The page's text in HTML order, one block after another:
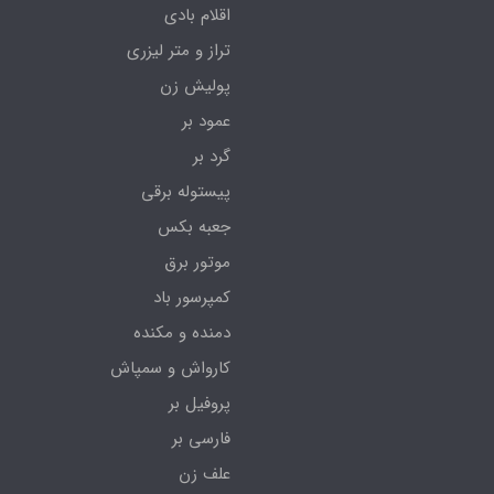
اقلام بادی
تراز و متر لیزری
پولیش زن
عمود بر
گرد بر
پیستوله برقی
جعبه بکس
موتور برق
کمپرسور باد
دمنده و مکنده
کارواش و سمپاش
پروفیل بر
فارسی بر
علف زن